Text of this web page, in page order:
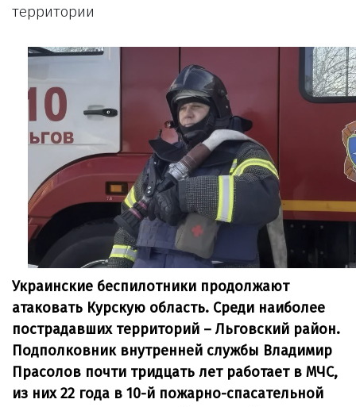
территории
Украинские беспилотники продолжают
атаковать Курскую область. Среди наиболее
пострадавших территорий – Льговский район.
Подполковник внутренней службы Владимир
Прасолов почти тридцать лет работает в МЧС,
из них 22 года в 10-й пожарно-спасательной